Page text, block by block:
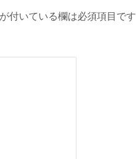
付いている欄は必須項目です